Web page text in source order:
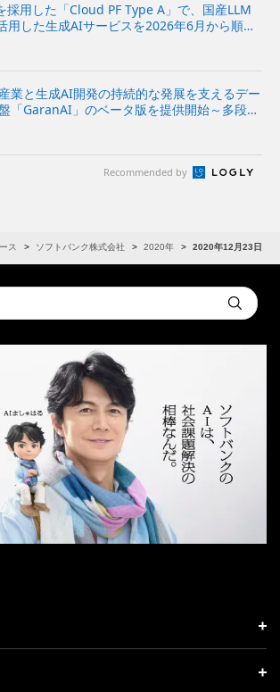
採用した「Cloud PF Type A」で、国産LLM
用した生成AIサービスを2026年6月から順次
におけるデータ主権を備えたAI活用のニーズ
業と生成AI開発の持続的な発展を支えるデー
「GaranAI」のベータ版を提供開始～多段階
し、コンテンツホルダーの新たな収益機会と
創出を支援～ | 企業・IR | ソフ...
Recommended by
ス ソフトバンク株式会社 2020年 2020年12月23日
Submit